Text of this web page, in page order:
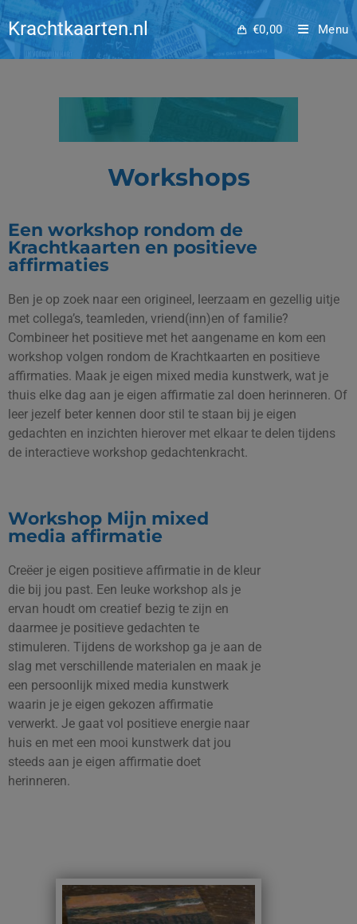
Krachtkaarten.nl €0,00 Menu
Workshops
Workshops
Een workshop rondom de
Krachtkaarten en positieve
affirmaties
Ben je op zoek naar een origineel, leerzaam en gezellig uitje
met collega’s, teamleden, vriend(inn)en of familie?
Combineer het positieve met het aangename en kom een
workshop volgen rondom de Krachtkaarten en positieve
affirmaties. Maak je eigen mixed media kunstwerk, wat je
thuis elke dag aan je eigen affirmatie zal doen herinneren. Of
leer jezelf beter kennen door stil te staan bij je eigen
gedachten en inzichten hierover met elkaar te delen tijdens
de interactieve workshop gedachtenkracht.
Workshop Mijn mixed
media affirmatie
Creëer je eigen positieve affirmatie in de kleur
die bij jou past. Een leuke workshop als je
ervan houdt om creatief bezig te zijn en
daarmee je positieve gedachten te
stimuleren. Tijdens de workshop ga je aan de
slag met verschillende materialen en maak je
een persoonlijk mixed media kunstwerk
waarin je je eigen gekozen affirmatie
verwerkt. Je gaat vol positieve energie naar
huis en met een mooi kunstwerk dat jou
steeds aan je eigen affirmatie doet
herinneren.